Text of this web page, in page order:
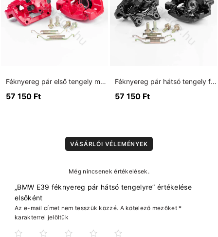
Féknyereg pár első tengely málnavörös RAL3027
57 150 Ft
Féknyereg pár hátsó tengely fekete E36 M3 3.2
57 150 Ft
VÁSÁRLÓI VÉLEMÉNYEK
Még nincsenek értékelések.
„BMW E39 féknyereg pár hátsó tengelyre” értékelése
elsőként
Az e-mail címet nem tesszük közzé. A kötelező mezőket*
karakterrel jelöltük